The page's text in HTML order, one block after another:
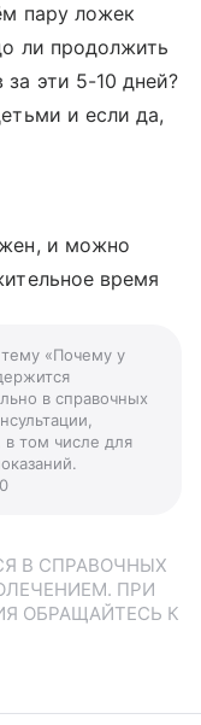
пару ложек
ли продолжить
эти 5-10 дней?
и если да,
и можно
время
тему «Почему у
в справочных
в том числе для
В СПРАВОЧНЫХ
ПРИ
ОБРАЩАЙТЕСЬ К